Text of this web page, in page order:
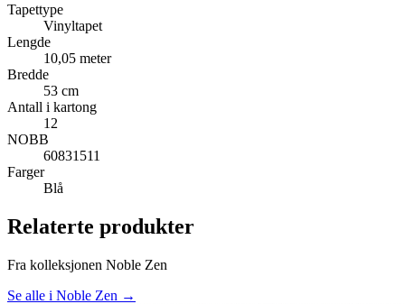
Tapettype
Vinyltapet
Lengde
10,05 meter
Bredde
53 cm
Antall i kartong
12
NOBB
60831511
Farger
Blå
Relaterte produkter
Fra kolleksjonen Noble Zen
Se alle i Noble Zen →